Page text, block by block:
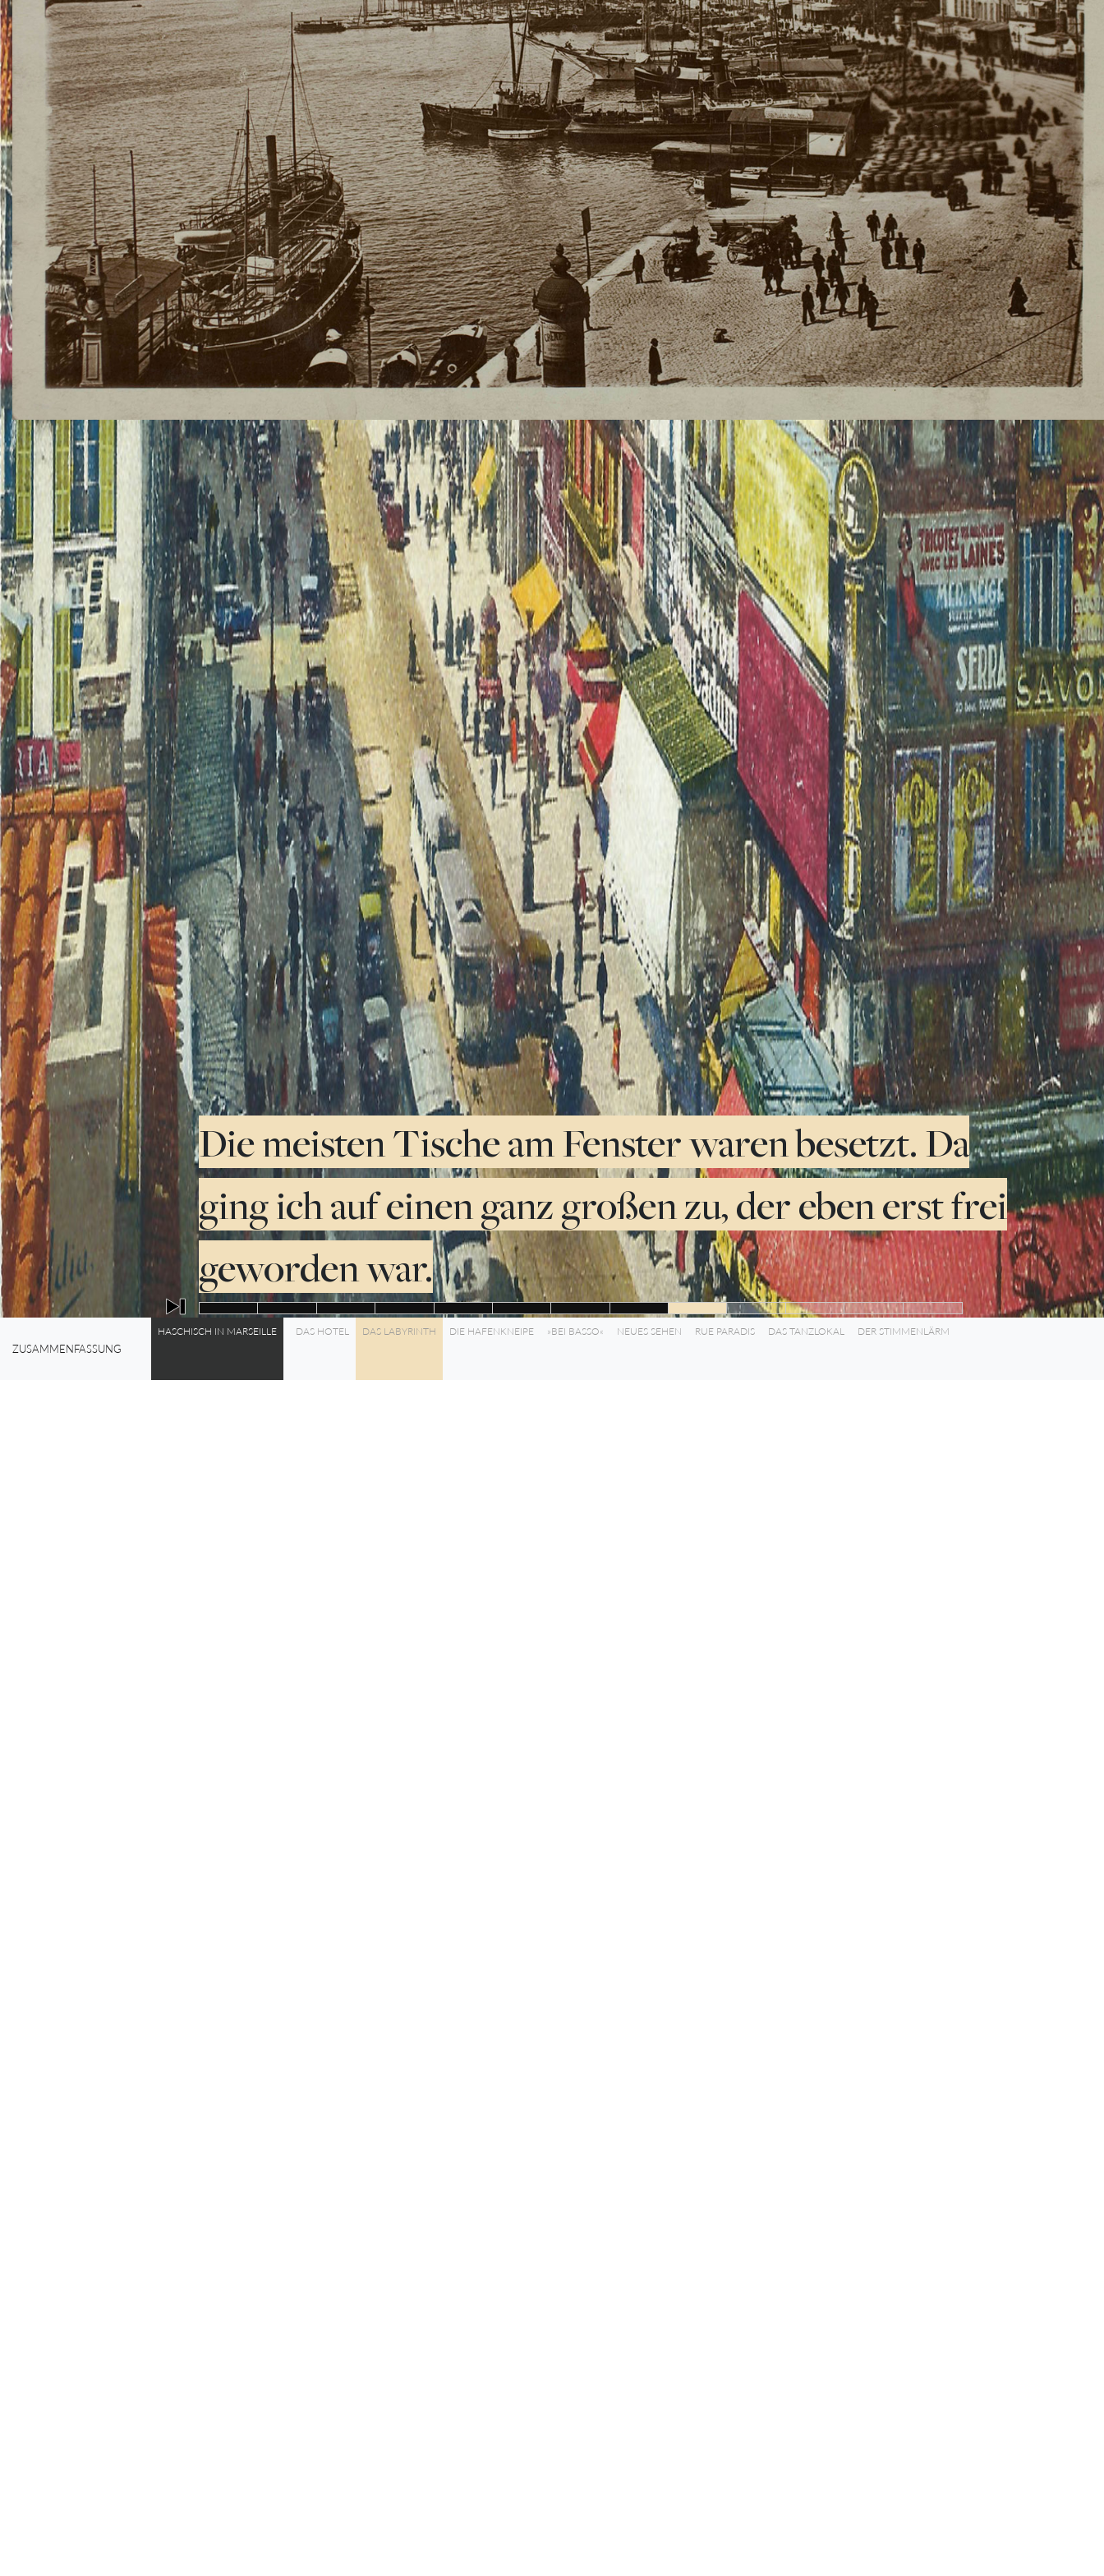
Die meisten Tische am Fenster waren besetzt. Da
ging ich auf einen ganz großen zu, der eben erst frei
geworden war.
TWITTER TUMBLR PINTEREST
ZUSAMMENFASSUNG
HASCHISCH IN MARSEILLE DAS HOTEL DAS LABYRINTH DIE HAFENKNEIPE »BEI BASSO« NEUES SEHEN RUE PARADIS DAS TANZLOKAL DER STIMMENLÄRM